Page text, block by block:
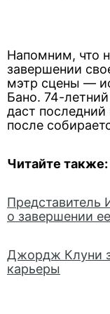
Напомним, что
завершении
мэтр сцены —
Бано. 74-летний
даст последний
после
Читайте также:
Представитель
о завершении
Джордж Клуни
карьеры